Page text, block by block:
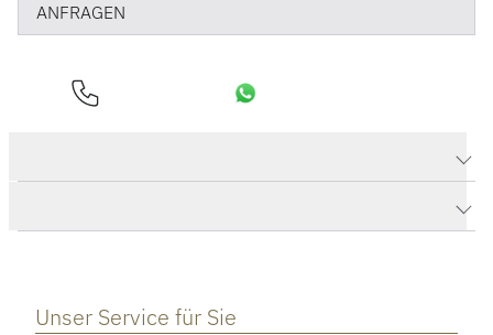
ANFRAGEN
Unser Service für Sie